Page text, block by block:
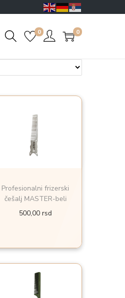
0 0
Profesionalni frizerski
češalj MASTER-beli
500,00 rsd